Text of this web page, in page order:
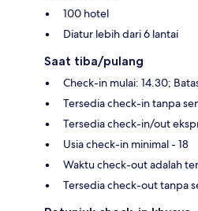
100 hotel
Diatur lebih dari 6 lantai
Saat tiba/pulang
Check-in mulai: 14.30;
Tersedia check-in tanpa
Tersedia check-in/out
Usia check-in minimal - 18
Waktu check-out adalah
Tersedia check-out tanpa